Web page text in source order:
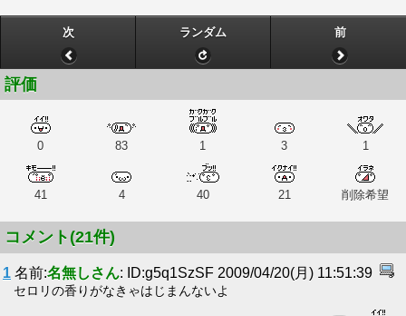
次 ランダム 前
評価
0 83 1 3 1
41 4 40 21 削除希望
コメント(21件)
1 名前:名無しさん: ID:g5q1SzSF 2009/04/20(月) 11:51:39
セロリの香りがなきゃはじまんないよ